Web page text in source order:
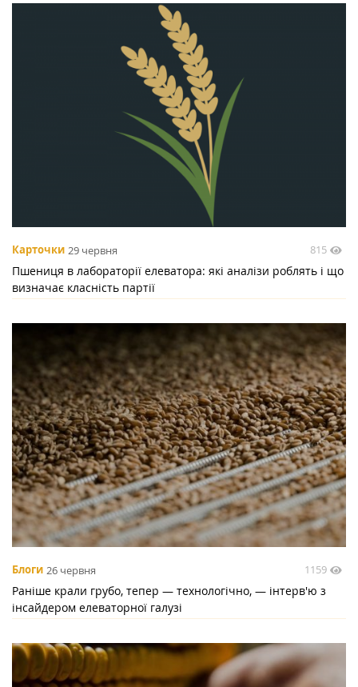
Карточки 29 червня 815
Пшениця в лабораторії елеватора: які аналізи роблять і що
визначає класність партії
Блоги 26 червня 1159
Раніше крали грубо, тепер — технологічно, — інтерв'ю з
інсайдером елеваторної галузі